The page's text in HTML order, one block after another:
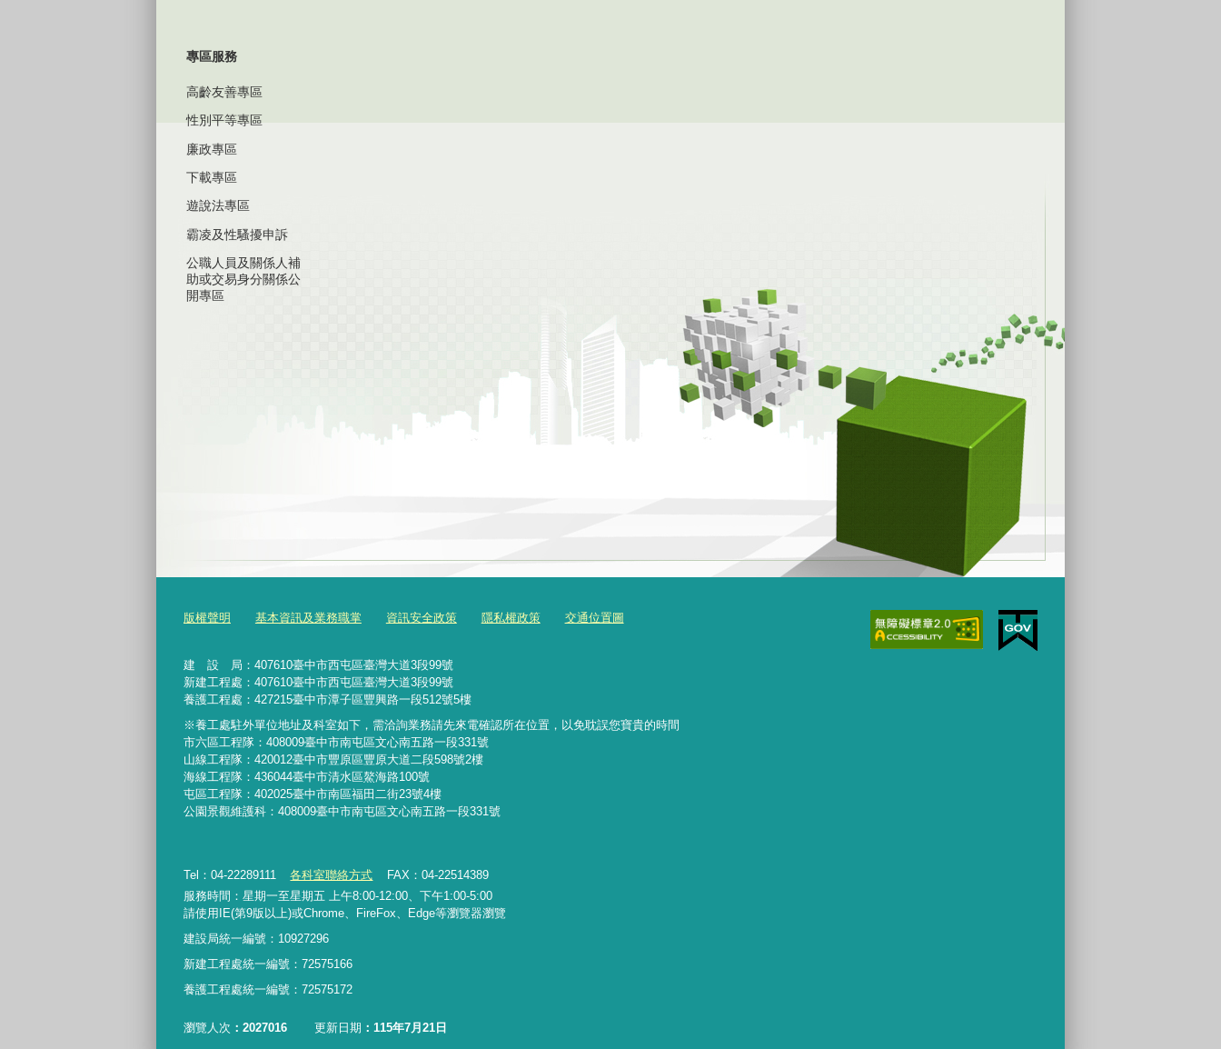
專區服務
高齡友善專區
性別平等專區
廉政專區
下載專區
遊說法專區
霸凌及性騷擾申訴
公職人員及關係人補
助或交易身分關係公
開專區
版權聲明 基本資訊及業務職掌 資訊安全政策 隱私權政策 交通位置圖
建 設 局： 407610臺中市西屯區臺灣大道3段99號
新建工程處：407610臺中市西屯區臺灣大道3段99號
養護工程處：427215臺中市潭子區豐興路一段512號5樓
※養工處駐外單位地址及科室如下，需洽詢業務請先來電確認所在位置，以免耽誤您寶貴的時間
市六區工程隊：408009臺中市南屯區文心南五路一段331號
山線工程隊：420012臺中市豐原區豐原大道二段598號2樓
海線工程隊：436044臺中市清水區鰲海路100號
屯區工程隊：402025臺中市南區福田二街23號4樓
公園景觀維護科：408009臺中市南屯區文心南五路一段331號
Tel：04-22289111 各科室聯絡方式
FAX：04-22514389
服務時間：星期一至星期五 上午8:00-12:00、下午1:00-5:00
請使用IE(第9版以上)或Chrome、FireFox、Edge等瀏覽器瀏覽
建設局統一編號：10927296
新建工程處統一編號 ： 72575166
養護工程處統一編號 ： 72575172
瀏覽人次 2027016 更新日期 115年7月21日